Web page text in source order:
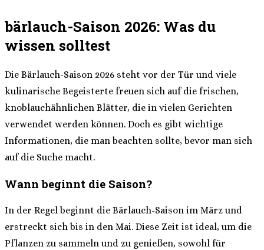
bärlauch-Saison 2026: Was du
wissen solltest
Die Bärlauch-Saison 2026 steht vor der Tür und viele
kulinarische Begeisterte freuen sich auf die frischen,
knoblauchähnlichen Blätter, die in vielen Gerichten
verwendet werden können. Doch es gibt wichtige
Informationen, die man beachten sollte, bevor man sich
auf die Suche macht.
Wann beginnt die Saison?
In der Regel beginnt die Bärlauch-Saison im März und
erstreckt sich bis in den Mai. Diese Zeit ist ideal, um die
Pflanzen zu sammeln und zu genießen, sowohl für